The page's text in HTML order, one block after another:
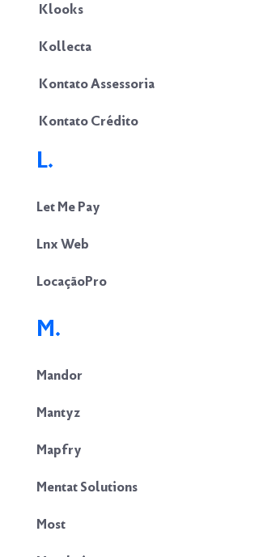
Klooks
Kollecta
Kontato Assessoria
Kontato Crédito
L.
Let Me Pay
Lnx Web
LocaçãoPro
M.
Mandor
Mantyz
Mapfry
Mentat Solutions
Most